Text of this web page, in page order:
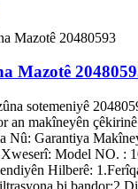
Mazotê
sotemeniyê
an makîneyên
Nû: Garantiya
Model NO. :
Hilberê:
bi